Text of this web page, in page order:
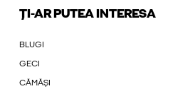
ȚI-AR PUTEA INTERESA
BLUGI
GECI
CĂMĂȘI